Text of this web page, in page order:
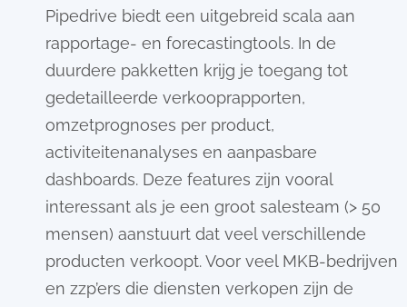
Pipedrive biedt een uitgebreid scala aan
rapportage- en forecastingtools. In de
duurdere pakketten krijg je toegang tot
gedetailleerde verkooprapporten,
omzetprognoses per product,
activiteitenanalyses en aanpasbare
dashboards. Deze features zijn vooral
interessant als je een groot salesteam (> 50
mensen) aanstuurt dat veel verschillende
producten verkoopt. Voor veel MKB-bedrijven
en zzp’ers die diensten verkopen zijn de